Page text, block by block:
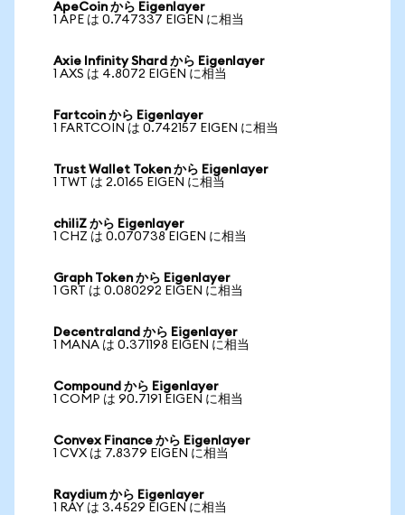
ApeCoin から Eigenlayer
1 APE は 0.747337 EIGEN に相当
Axie Infinity Shard から Eigenlayer
1 AXS は 4.8072 EIGEN に相当
Fartcoin から Eigenlayer
1 FARTCOIN は 0.742157 EIGEN に相当
Trust Wallet Token から Eigenlayer
1 TWT は 2.0165 EIGEN に相当
chiliZ から Eigenlayer
1 CHZ は 0.070738 EIGEN に相当
Graph Token から Eigenlayer
1 GRT は 0.080292 EIGEN に相当
Decentraland から Eigenlayer
1 MANA は 0.371198 EIGEN に相当
Compound から Eigenlayer
1 COMP は 90.7191 EIGEN に相当
Convex Finance から Eigenlayer
1 CVX は 7.8379 EIGEN に相当
Raydium から Eigenlayer
1 RAY は 3.4529 EIGEN に相当